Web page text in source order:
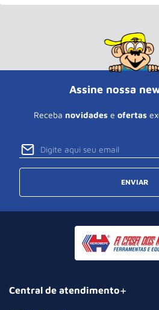
Assine nossa
Receba novidades e ofertas
ENVIAR
Central de atendimento